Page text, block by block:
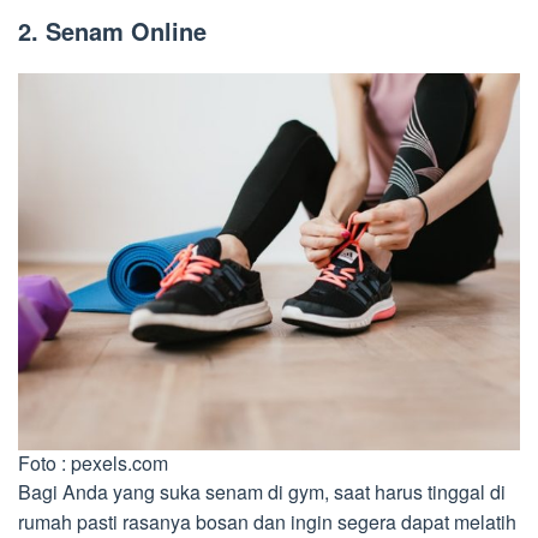
2. Senam Online
Foto : pexels.com
Bagi Anda yang suka senam di gym, saat harus tinggal di
rumah pasti rasanya bosan dan ingin segera dapat melatih